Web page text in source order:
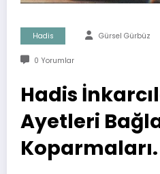
Hadis Gürsel Gürbüz
0 Yorumlar
Hadis
Ayetleri
Koparmaları.